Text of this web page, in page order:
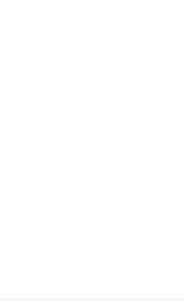
Experten-Blog von